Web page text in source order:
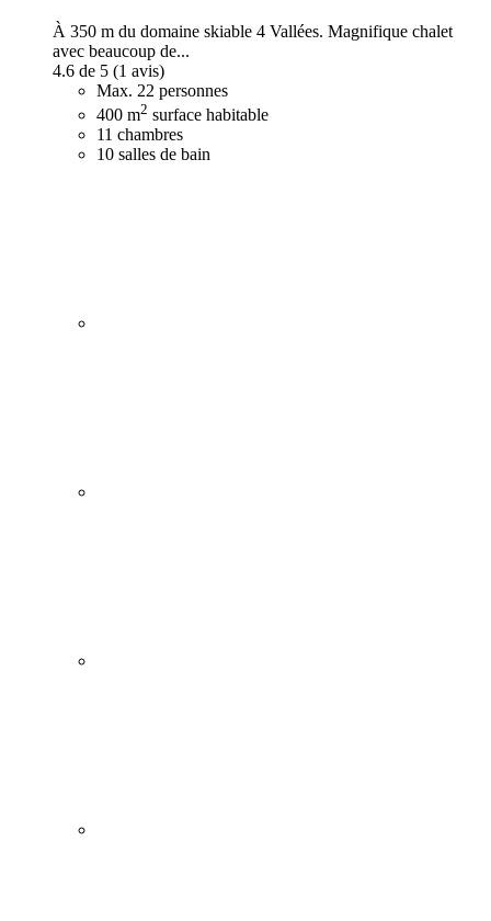
À 350 m du domaine skiable 4 Vallées. Magnifique chalet
avec beaucoup de...
4.6 de 5 (1 avis)
Max. 22 personnes
400 m2 surface habitable
11 chambres
10 salles de bain